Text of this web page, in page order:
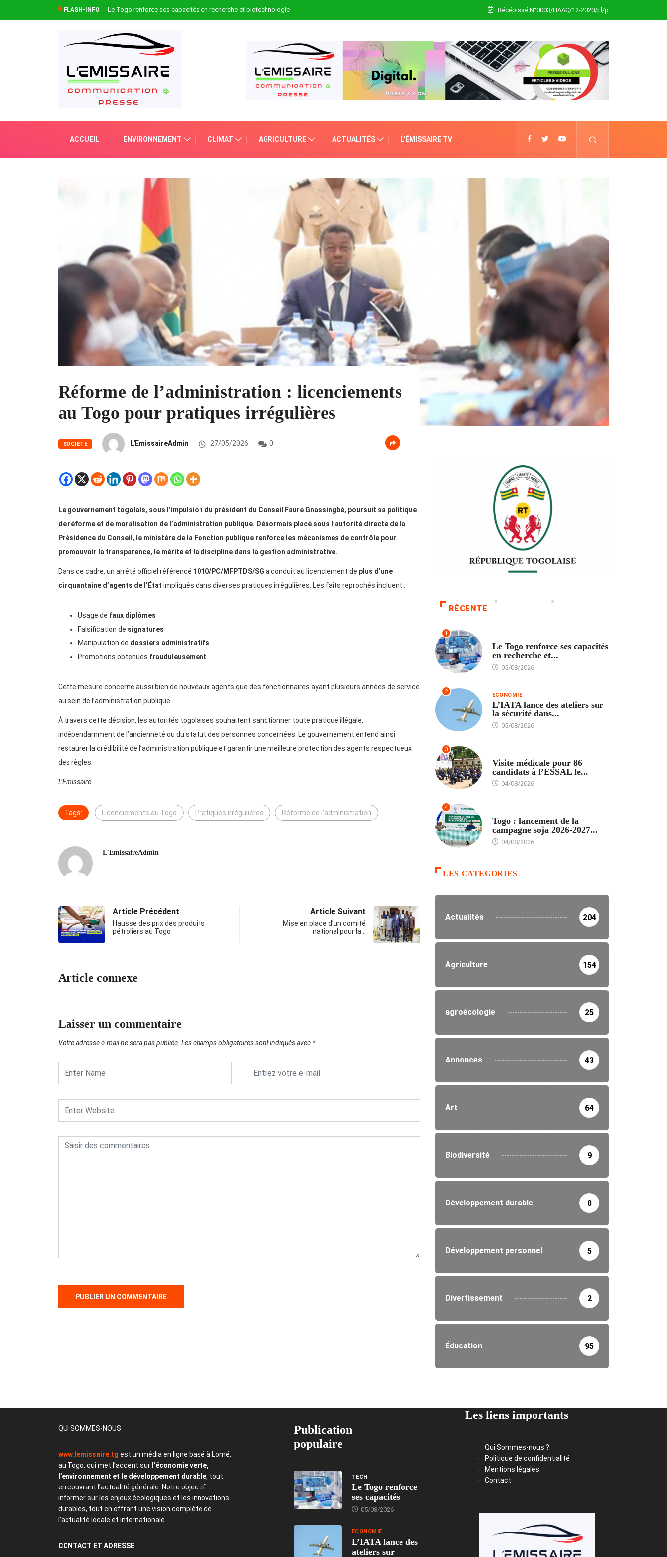
FLASH-INFO Le Togo renforce ses capacités en recherche et biotechnologie Récépissé N°0003/HAAC/12-2020/pl/p
ACCUEIL ENVIRONNEMENT CLIMAT AGRICULTURE ACTUALITÉS L’ÉMISSAIRE TV
Réforme de l’administration : licenciements
au Togo pour pratiques irrégulières
SOCIÉTÉ L'EmissaireAdmin 27/05/2026 0
Le gouvernement togolais, sous l’impulsion du président du Conseil Faure Gnassingbé, poursuit sa politique
de réforme et de moralisation de l’administration publique. Désormais placé sous l’autorité directe de la
Présidence du Conseil, le ministère de la Fonction publique renforce les mécanismes de contrôle pour
promouvoir la transparence, le mérite et la discipline dans la gestion administrative.
Dans ce cadre, un arrêté officiel référencé 1010/PC/MFPTDS/SG a conduit au licenciement de plus d’une
cinquantaine d’agents de l’État impliqués dans diverses pratiques irrégulières. Les faits reprochés incluent :
Usage de faux diplômes
Falsification de signatures
Manipulation de dossiers administratifs
Promotions obtenues frauduleusement
Cette mesure concerne aussi bien de nouveaux agents que des fonctionnaires ayant plusieurs années de service
au sein de l’administration publique.
À travers cette décision, les autorités togolaises souhaitent sanctionner toute pratique illégale,
indépendamment de l’ancienneté ou du statut des personnes concernées. Le gouvernement entend ainsi
restaurer la crédibilité de l’administration publique et garantir une meilleure protection des agents respectueux
des règles.
L’Émissaire
Tags: Licenciements au Togo Pratiques irrégulières Réforme de l'administration
L'EmissaireAdmin
Article Précédent
Hausse des prix des produits
pétroliers au Togo
Article Suivant
Mise en place d’un comité
national pour la…
Article connexe
Laisser un commentaire
Votre adresse e-mail ne sera pas publiée. Les champs obligatoires sont indiqués avec *
RÉCENTE
1
Le Togo renforce ses capacités
en recherche et...
05/08/2026
2 ECONOMIE
L’IATA lance des ateliers sur
la sécurité dans...
05/08/2026
3
Visite médicale pour 86
candidats à l’ESSAL le...
04/08/2026
4
Togo : lancement de la
campagne soja 2026-2027...
04/08/2026
LES CATEGORIES
Actualités 204
Agriculture 154
agroécologie 25
Annonces 43
Art 64
Biodiversité 9
Développement durable 8
Développement personnel 5
Divertissement 2
Éducation 95
QUI SOMMES-NOUS
www.lemissaire.tg est un média en ligne basé à Lomé,
au Togo, qui met l’accent sur l’économie verte,
l’environnement et le développement durable, tout
en couvrant l’actualité générale. Notre objectif :
informer sur les enjeux écologiques et les innovations
durables, tout en offrant une vision complète de
l’actualité locale et internationale.
CONTACT ET ADRESSE
Publication
populaire
TECH
Le Togo renforce
ses capacités
05/08/2026
ECONOMIE
L’IATA lance des
ateliers sur
Les liens importants
Qui Sommes-nous ?
Politique de confidentialité
Mentions légales
Contact